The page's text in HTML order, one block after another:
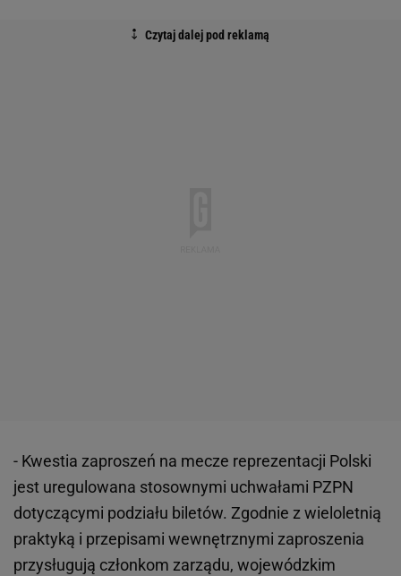
- Kwestia zaproszeń na mecze reprezentacji Polski
jest uregulowana stosownymi uchwałami PZPN
dotyczącymi podziału biletów. Zgodnie z wieloletnią
praktyką i przepisami wewnętrznymi zaproszenia
przysługują członkom zarządu, wojewódzkim